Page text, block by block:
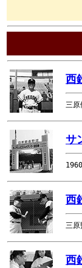
西
三原
サ
西
三原
西